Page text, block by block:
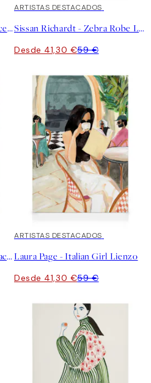
Arty Guava - Lay Hoon - Dance With Tiger Lienzo
30%*
ARTISTAS DESTACADOS
Sissan Richardt - Zebra Robe Lienzo
Desde 41,30 €59 €
Dan Hobday - Squared Abstract Lienzo
30%*
ARTISTAS DESTACADOS
Laura Page - Italian Girl Lienzo
Desde 41,30 €59 €